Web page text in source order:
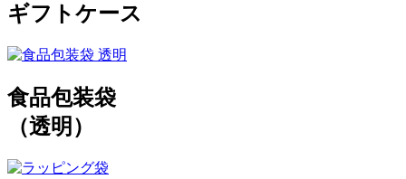
ギフトケース
食品包装袋
（透明）